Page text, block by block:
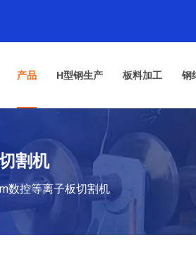
产品 H型钢生产 板料加工 钢
割机
数控等离子板切割机